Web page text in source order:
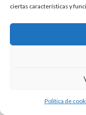
ciertas características y
Política de